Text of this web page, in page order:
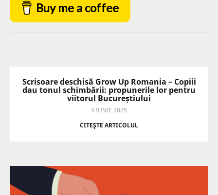
Buy me a coffee
Scrisoare deschisă Grow Up Romania – Copiii
dau tonul schimbării: propunerile lor pentru
viitorul Bucureștiului
4 IUNIE 2025
CITEŞTE ARTICOLUL